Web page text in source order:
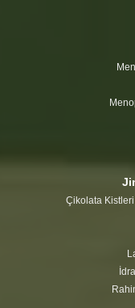
Çikolata Kistleri